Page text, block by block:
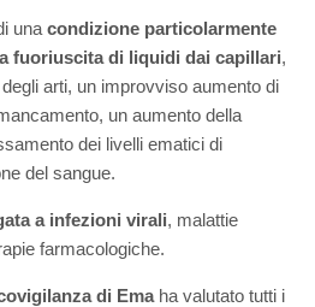
una condizione particolarmente
fuoriuscita di liquidi dai capillari,
arti, un improvviso aumento di
un aumento della
dei livelli ematici di
del sangue.
a infezioni virali, malattie
farmacologiche.
di Emaha valutato tutti i